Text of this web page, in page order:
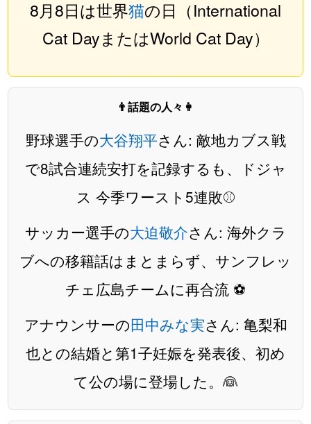
8月8日は世界猫の日（International
Cat DayまたはWorld Cat Day）
👨話題の人々👩
野球選手の大谷翔平さん: 敵地カブス戦
で8試合連続安打を記録するも、ドジャ
ス 今季ワースト5連敗⚾️
サッカー選手の大迫敬介さん: 海外クラ
ブへの移籍話はまとまらず、サンフレッ
チェ広島チームに再合流 ⚽️
アナウンサーの田中みな実さん: 亀梨和
也との結婚と第1子妊娠を発表後、初め
て公の場に登場した。👰